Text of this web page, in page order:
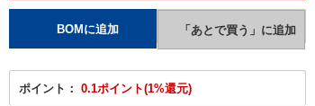
ポイント： 0.1ポイント(1%還元)